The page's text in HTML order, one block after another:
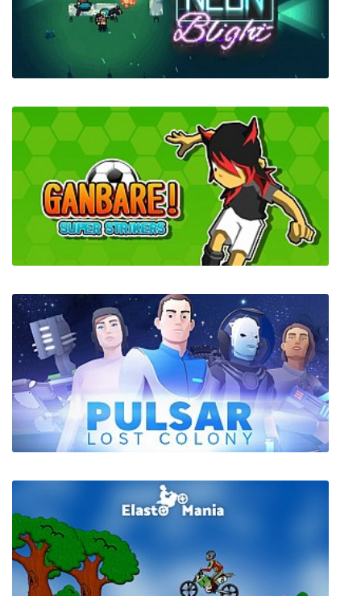
art of rally
Neon Blight
Ganbare! Super Strikers